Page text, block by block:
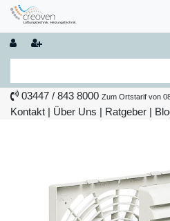
03447 / 843 8000 Zum Ortstarif von
Kontakt | Über Uns | Ratgeber |